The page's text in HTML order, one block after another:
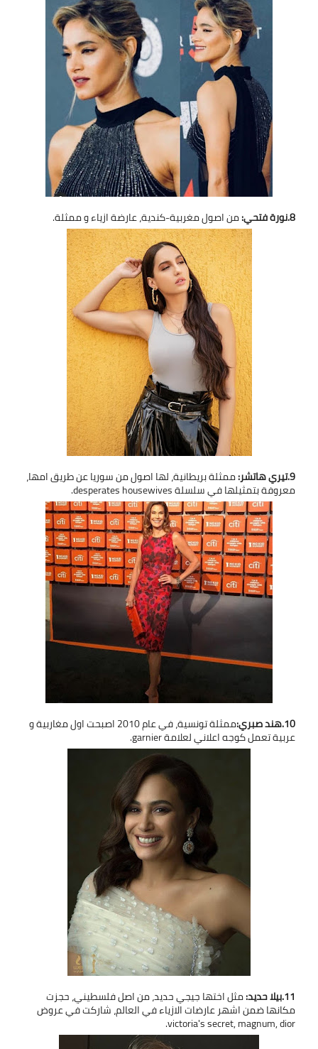
8.نورة فتحي: من اصول مغربية-كندية، عارضة ازياء و ممثلة.
9.تيري هاتشر: ممثلة بريطانية، لها اصول من سوريا عن طريق امها،
معروفة بتمثيلها في سلسلة desperates housewives.
10.هند صبري: ممثلة تونسية، في عام 2010 اصبحت اول مغاربية و
عربية تعمل كوجه اعلاني لعلامة garnier.
11.بيلا حديد: مثل اختها جيجي حديد، من اصل فلسطيني، حجزت
مكانها ضمن اشهر عارضات الازياء في العالم، شاركت في عروض
victoria's secret, magnum, dior.